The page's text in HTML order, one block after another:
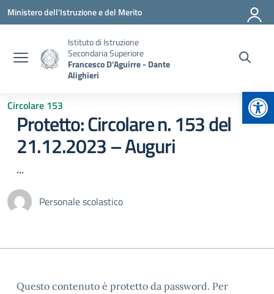
Vai ai contenuti
Vai al menu di navigazione
Vai al footer
Ministero dell'Istruzione e del Merito
Istituto di Istruzione
Secondaria Superiore
Francesco D'Aguirre - Dante
Alighieri
Circolare 153
Protetto: Circolare n. 153 del
21.12.2023 – Auguri
...
Personale scolastico
Questo contenuto è protetto da password. Per